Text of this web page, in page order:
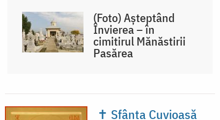
(Foto) Așteptând
Învierea – în
cimitirul Mănăstirii
Pasărea
✝ Sfânta Cuvioasă